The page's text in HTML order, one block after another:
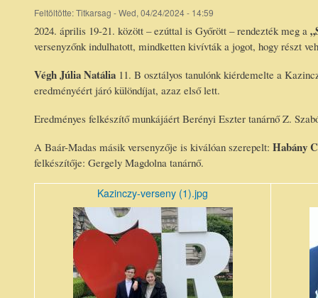
Feltöltötte:Titkarsag - Wed, 04/24/2024 - 14:59
2024. április 19-21. között – ezúttal is Győrött – rendezték meg a
versenyzőnk indulhatott, mindketten kivívták a jogot, hogy részt
Végh Júlia Natália 11. B osztályos tanulónk kiérdemelte a
eredményéért járó különdíjat, azaz első lett.
Eredményes felkészítő munkájáért Berényi Eszter tanárnő Z.
A Baár-Madas másik versenyzője is kiválóan szerepelt: Habány
felkészítője: Gergely Magdolna tanárnő.
Kazinczy-verseny (1).jpg
Kazinczy-
verseny
(1)_r1.jpg
(2).jpg